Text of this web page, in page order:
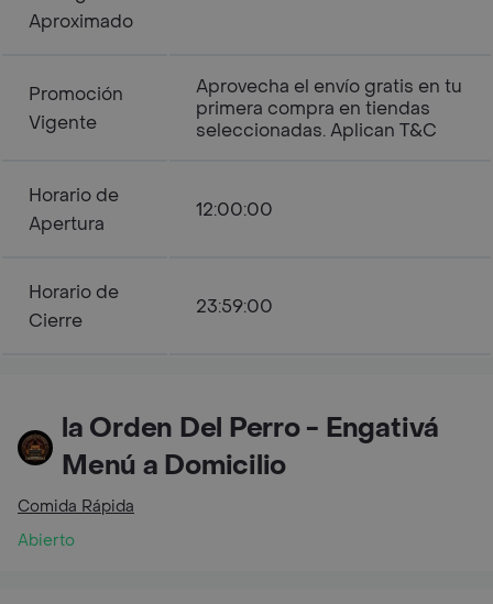
Aproximado
Promoción
Vigente
Aprovecha el envío gratis en tu
primera compra en tiendas
seleccionadas. Aplican T&C
Horario de
Apertura
12:00:00
Horario de
Cierre
23:59:00
la Orden Del Perro - Engativá
Menú a Domicilio
Comida Rápida
Abierto